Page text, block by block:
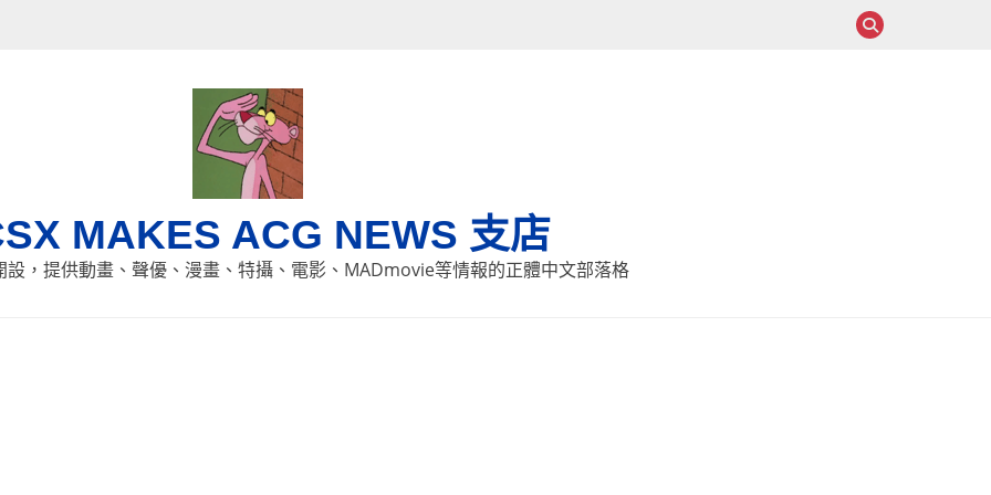
MAKES ACG NEWS 支店
設，提供動畫、聲優、漫畫、特攝、電影、MADmovie等情報的正體中文部落格